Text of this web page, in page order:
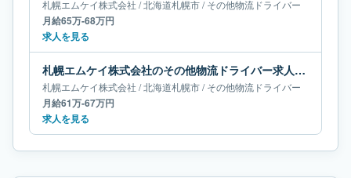
札幌エムケイ株式会社 /北海道札幌市/その他物流ドライバー
月給65万-68万円
求人を見る
札幌エムケイ株式会社のその他物流ドライバー求人｜北海道札幌市｜月給61万-67万円
札幌エムケイ株式会社 /北海道札幌市/その他物流ドライバー
月給61万-67万円
求人を見る